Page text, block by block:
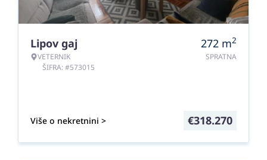
Lipov gaj
VETERNIK
ŠIFRA: #573015
272 m2
SPRATNA
Više o nekretnini > €318.270